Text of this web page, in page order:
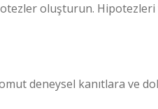
oluşturun.
deneysel kanıtlara ve